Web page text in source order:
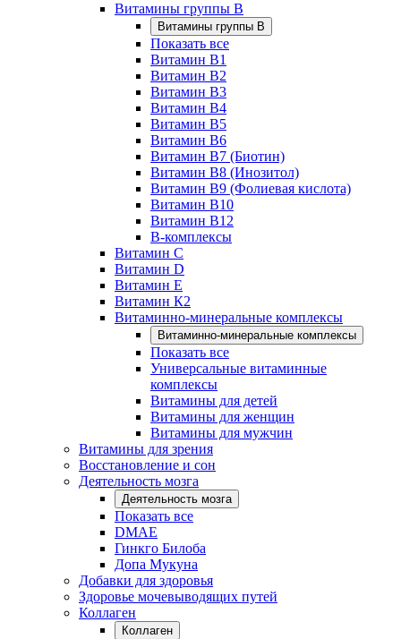
Витамины группы B
Витамины группы B
Показать все
Витамин B1
Витамин B2
Витамин B3
Витамин B4
Витамин B5
Витамин B6
Витамин B7 (Биотин)
Витамин B8 (Инозитол)
Витамин B9 (Фолиевая кислота)
Витамин B10
Витамин B12
B-комплексы
Витамин C
Витамин D
Витамин E
Витамин К2
Витаминно-минеральные комплексы
Витаминно-минеральные комплексы
Показать все
Универсальные витаминные
комплексы
Витамины для детей
Витамины для женщин
Витамины для мужчин
Витамины для зрения
Восстановление и сон
Деятельность мозга
Деятельность мозга
Показать все
DMAE
Гинкго Билоба
Допа Мукуна
Добавки для здоровья
Здоровье мочевыводящих путей
Коллаген
Коллаген